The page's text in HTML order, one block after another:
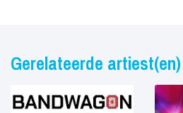
Gerelateerde artiest(en)